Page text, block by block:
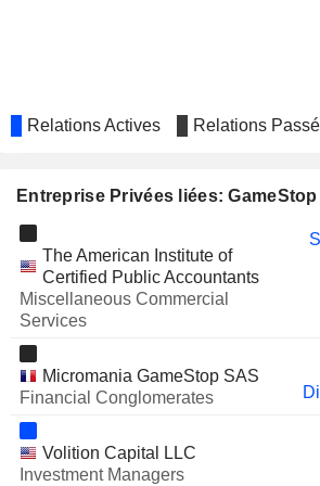
N.V.
TKO GROUP HOLDINGS, INC.
Relations Actives Relations
Entreprise Privées liées:
The American Institute of
Certified Public Accountants
Miscellaneous Commercial
Services
Micromania GameStop SAS
Financial Conglomerates
Volition Capital LLC
Investment Managers